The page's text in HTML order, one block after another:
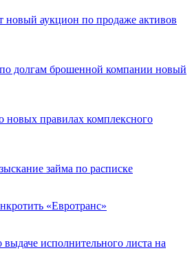
новый аукцион по продаже активов
долгам брошенной компании новый
новых правилах комплексного
займа по расписке
«Евротранс»
исполнительного листа на